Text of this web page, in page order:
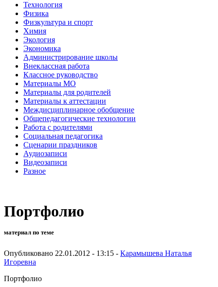
Технология
Физика
Физкультура и спорт
Химия
Экология
Экономика
Администрирование школы
Внеклассная работа
Классное руководство
Материалы МО
Материалы для родителей
Материалы к аттестации
Междисциплинарное обобщение
Общепедагогические технологии
Работа с родителями
Социальная педагогика
Сценарии праздников
Аудиозаписи
Видеозаписи
Разное
Портфолио
материал по теме
Опубликовано 22.01.2012 - 13:15 - Карамышева Наталья
Игоревна
Портфолио